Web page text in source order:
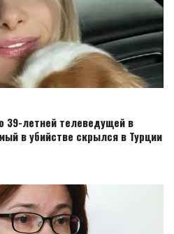
39-летней телеведущей в
в убийстве скрылся в Турции